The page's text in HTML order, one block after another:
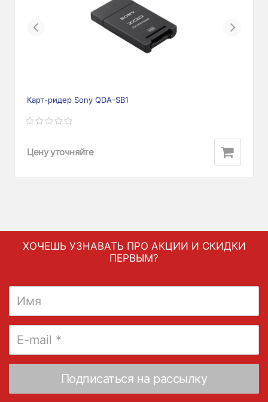
Previous Next
Карт-ридер Sony QDA-SB1
Цену уточняйте
ХОЧЕШЬ УЗНАВАТЬ ПРО АКЦИИ И СКИДКИ
ПЕРВЫМ?